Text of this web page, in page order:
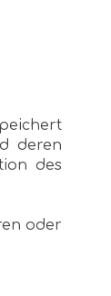
deren
des
oder